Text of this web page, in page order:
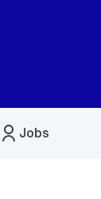
Jobs